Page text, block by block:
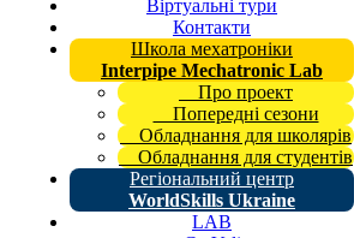
Віртуальні тури
Контакти
Школа мехатроніки
Interpipe Mechatronic Lab
Про проект
Попередні сезони
Обладнання для школярів
Обладнання для студентів
Регіональний центр
WorldSkills Ukraine
LAB